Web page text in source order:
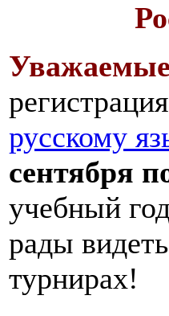
Уважаемые
русскому
сентября
учебный
рады
турнирах!